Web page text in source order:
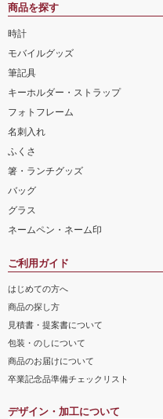
商品を探す
時計
モバイルグッズ
筆記具
キーホルダー・ストラップ
フォトフレーム
名刺入れ
ふくさ
箸・ランチグッズ
バッグ
グラス
ネームペン・ネーム印
ご利用ガイド
はじめての方へ
商品の探し方
見積書・提案書について
包装・のしについて
商品のお届けについて
卒業記念品準備チェックリスト
デザイン・加工について